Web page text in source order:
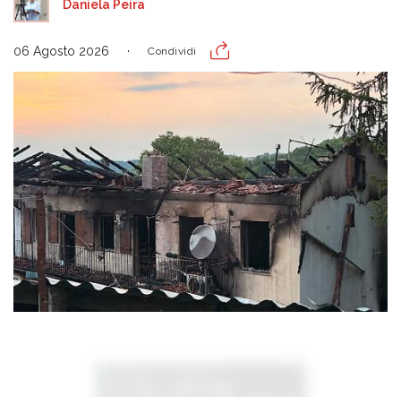
Daniela Peira
06 Agosto 2026 Condividi